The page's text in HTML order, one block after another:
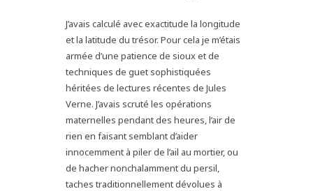
J’avais calculé avec exactitude la longitude
et la latitude du trésor. Pour cela je m’étais
armée d’une patience de sioux et de
techniques de guet sophistiquées
héritées de lectures récentes de Jules
Verne. J’avais scruté les opérations
maternelles pendant des heures, l’air de
rien en faisant semblant d’aider
innocemment à piler de l’ail au mortier, ou
de hacher nonchalamment du persil,
taches traditionnellement dévolues à